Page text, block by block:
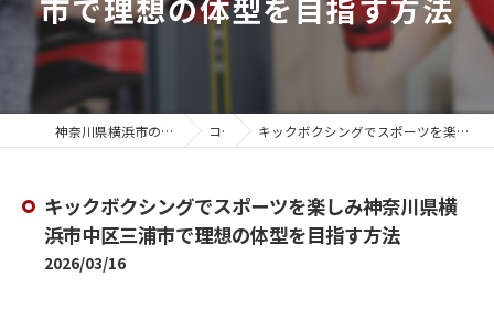
市で理想の体型を目指す方法
神奈川県横浜市のキックボクシングならEMB Studio コラム キックボクシングでスポーツを楽しみ神奈川県横浜市中区三浦市で理想の体型を目指す方法
キックボクシングでスポーツを楽しみ神奈川県横
浜市中区三浦市で理想の体型を目指す方法
2026/03/16